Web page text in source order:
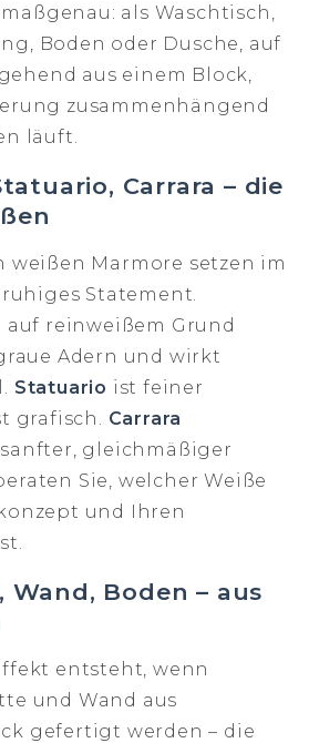
als Waschtisch,
Boden oder Dusche, auf
aus einem Block,
zusammenhängend
läuft.
Carrara – die
weißen Marmore setzen im
Statement.
auf reinweißem Grund
Adern und wirkt
Statuario ist feiner
grafisch. Carrara
gleichmäßiger
Sie, welcher Weiße
und Ihren
Wand, Boden – aus
entsteht, wenn
und Wand aus
gefertigt werden – die